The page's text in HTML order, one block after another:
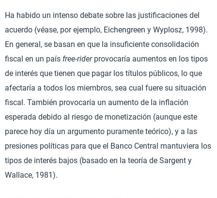
Ha habido un intenso debate sobre las justificaciones del
acuerdo (véase, por ejemplo, Eichengreen y Wyplosz, 1998).
En general, se basan en que la insuficiente consolidación
fiscal en un país free-riderprovocaría aumentos en los tipos
de interés que tienen que pagar los títulos públicos, lo que
afectaría a todos los miembros, sea cual fuere su situación
fiscal. También provocaría un aumento de la inflación
esperada debido al riesgo de monetización (aunque este
parece hoy día un argumento puramente teórico), y a las
presiones políticas para que el Banco Central mantuviera los
tipos de interés bajos (basado en la teoría de Sargent y
Wallace, 1981).